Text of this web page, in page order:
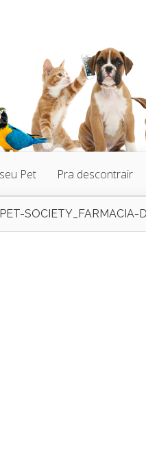
Pet Pra descontrair
SOCIETY_FARMACIA-